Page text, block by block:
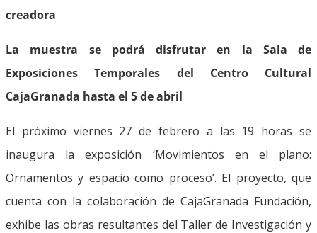
creadora
La muestra se podrá disfrutar en la Sala de
Exposiciones Temporales del Centro Cultural
CajaGranada hasta el 5 de abril
El próximo viernes 27 de febrero a las 19 horas se
inaugura la exposición ‘Movimientos en el plano:
Ornamentos y espacio como proceso’. El proyecto, que
cuenta con la colaboración de CajaGranada Fundación,
exhibe las obras resultantes del Taller de Investigación y